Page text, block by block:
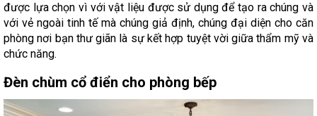
được lựa chọn vì với vật liệu được sử dụng để tạo ra chúng và
với vẻ ngoài tinh tế mà chúng giả định, chúng đại diện cho căn
phòng nơi bạn thư giãn là sự kết hợp tuyệt vời giữa thẩm mỹ và
chức năng.
Đèn chùm cổ điển cho phòng bếp